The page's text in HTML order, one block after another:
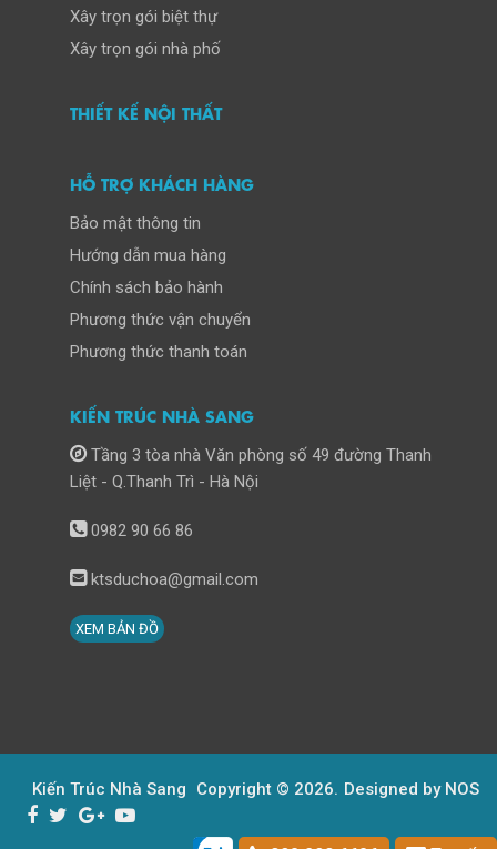
Xây trọn gói biệt thự
Xây trọn gói nhà phố
THIẾT KẾ NỘI THẤT
HỖ TRỢ KHÁCH HÀNG
Bảo mật thông tin
Hướng dẫn mua hàng
Chính sách bảo hành
Phương thức vận chuyển
Phương thức thanh toán
KIẾN TRÚC NHÀ SANG
Tầng 3 tòa nhà Văn phòng số 49 đường Thanh
Liệt - Q.Thanh Trì - Hà Nội
0982 90 66 86
ktsduchoa@gmail.com
XEM BẢN ĐỒ
Kiến Trúc Nhà Sang Copyright © 2026. Designed by NOS